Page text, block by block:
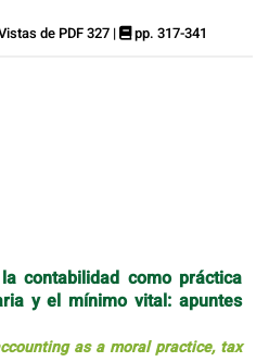
de PDF 327 | pp. 317-341
contabilidad como práctica
y el mínimo vital: apuntes
as a moral practice, tax